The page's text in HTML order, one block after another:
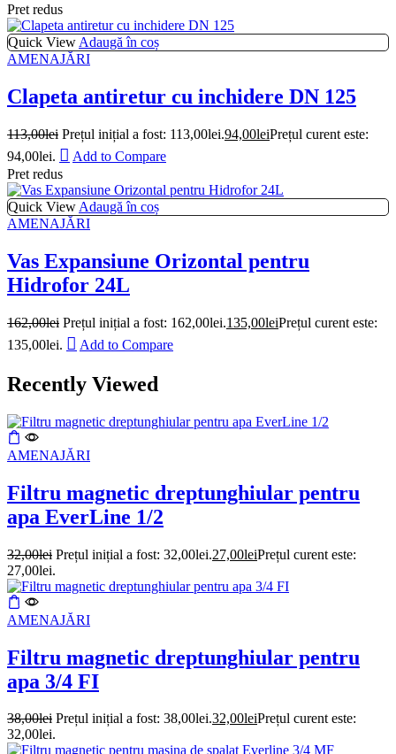
Pret redus
Quick View Adaugă în coș
AMENAJĂRI
Clapeta antiretur cu inchidere DN 125
113,00lei Prețul inițial a fost: 113,00lei.94,00leiPrețul curent este:
94,00lei.
Add to Compare
Pret redus
Quick View Adaugă în coș
AMENAJĂRI
Vas Expansiune Orizontal pentru
Hidrofor 24L
162,00lei Prețul inițial a fost: 162,00lei.135,00leiPrețul curent este:
135,00lei.
Add to Compare
Recently Viewed
AMENAJĂRI
Filtru magnetic dreptunghiular pentru
apa EverLine 1/2
32,00lei Prețul inițial a fost: 32,00lei.27,00leiPrețul curent este:
27,00lei.
AMENAJĂRI
Filtru magnetic dreptunghiular pentru
apa 3/4 FI
38,00lei Prețul inițial a fost: 38,00lei.32,00leiPrețul curent este:
32,00lei.